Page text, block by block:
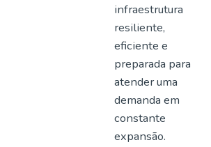
infraestrutura
resiliente,
eficiente e
preparada para
atender uma
demanda em
constante
expansão.